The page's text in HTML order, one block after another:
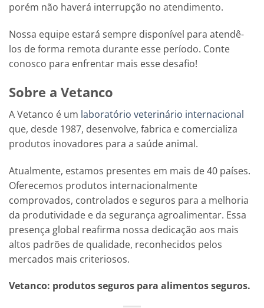
porém não haverá interrupção no atendimento.
Nossa equipe estará sempre disponível para atendê-
los de forma remota durante esse período. Conte
conosco para enfrentar mais esse desafio!
Sobre a Vetanco
A Vetanco é um laboratório veterinário internacional
que, desde 1987, desenvolve, fabrica e comercializa
produtos inovadores para a saúde animal.
Atualmente, estamos presentes em mais de 40 países.
Oferecemos produtos internacionalmente
comprovados, controlados e seguros para a melhoria
da produtividade e da segurança agroalimentar. Essa
presença global reafirma nossa dedicação aos mais
altos padrões de qualidade, reconhecidos pelos
mercados mais criteriosos.
Vetanco: produtos seguros para alimentos seguros.